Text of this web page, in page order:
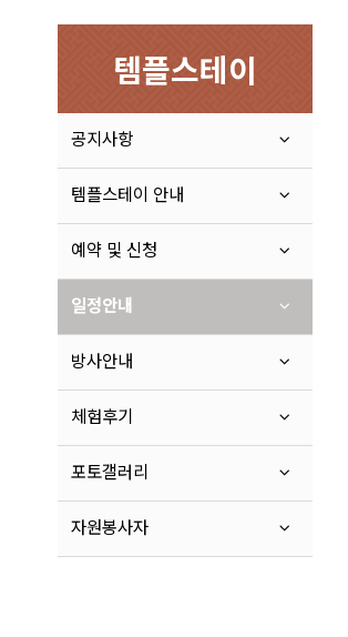
템플스테이
공지사항
템플스테이 안내
예약 및 신청
일정안내
방사안내
체험후기
포토갤러리
자원봉사자